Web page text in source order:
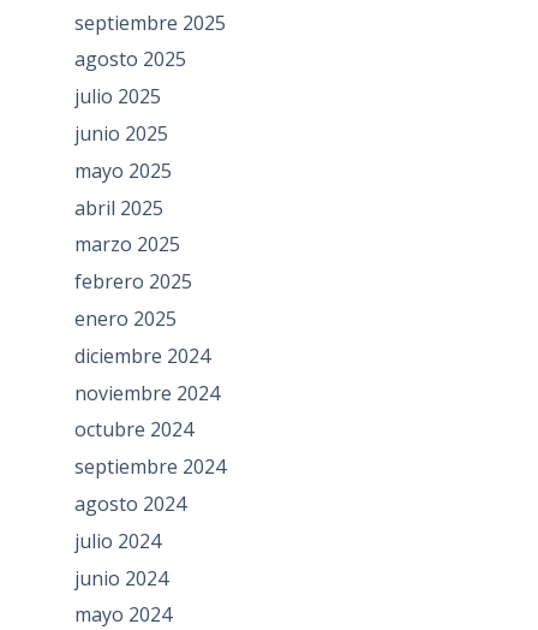
septiembre 2025
agosto 2025
julio 2025
junio 2025
mayo 2025
abril 2025
marzo 2025
febrero 2025
enero 2025
diciembre 2024
noviembre 2024
octubre 2024
septiembre 2024
agosto 2024
julio 2024
junio 2024
mayo 2024